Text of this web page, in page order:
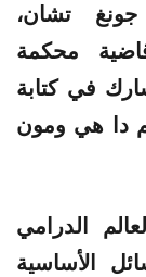
تشان،
محكمة
في كتابة
دا هي ومون
الدرامي
الأساسية